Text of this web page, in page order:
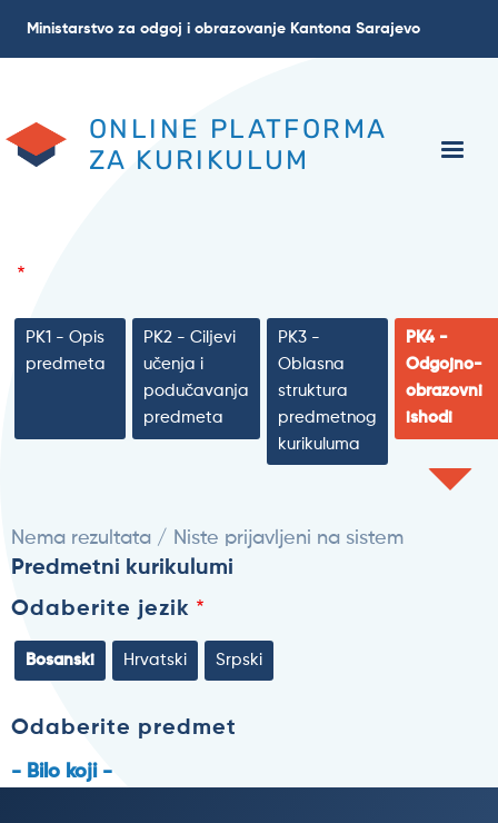
Ministarstvo za odgoj i obrazovanje Kantona Sarajevo
ONLINE PLATFORMA
ZA KURIKULUM
PK1 - Opis
predmeta
PK2 - Ciljevi
učenja i
podučavanja
predmeta
PK3 -
Oblasna
struktura
predmetnog
kurikuluma
PK4 -
Odgojno-
obrazovni
ishodi
Nema rezultata / Niste prijavljeni na sistem
Predmetni kurikulumi
Odaberite jezik
Bosanski Hrvatski Srpski
Odaberite predmet
- Bilo koji -